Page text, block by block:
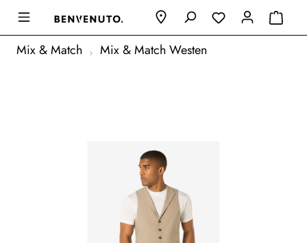
Mix & Match Mix & Match Westen